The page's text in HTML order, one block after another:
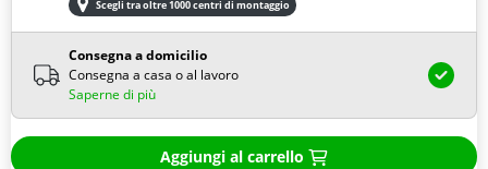
Scegli tra oltre 1000 centri di montaggio
Consegna a domicilio
Consegna a casa o al lavoro
Saperne di più
Aggiungi al carrello